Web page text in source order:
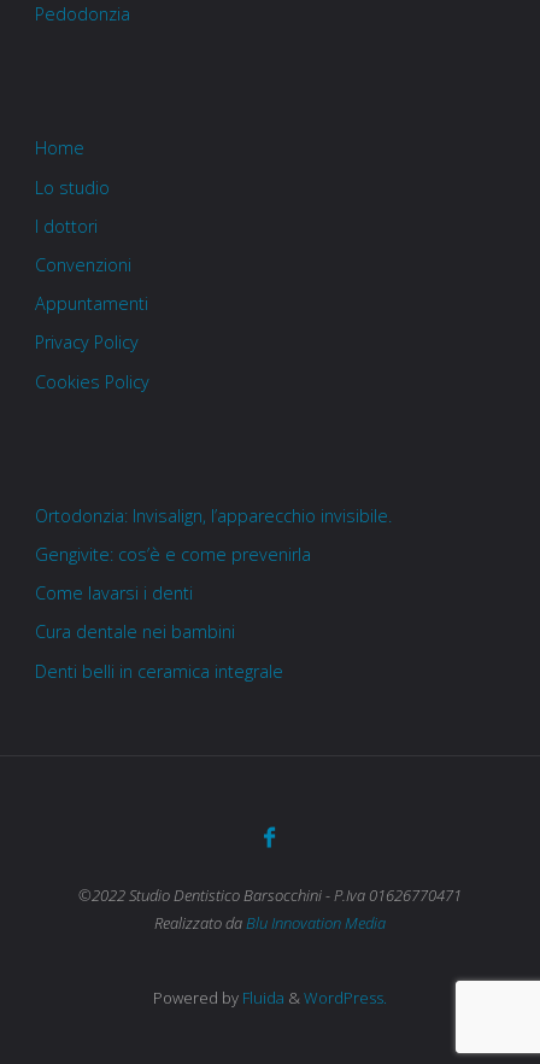
Pedodonzia
Home
Lo studio
I dottori
Convenzioni
Appuntamenti
Privacy Policy
Cookies Policy
Ortodonzia: Invisalign, l’apparecchio invisibile.
Gengivite: cos’è e come prevenirla
Come lavarsi i denti
Cura dentale nei bambini
Denti belli in ceramica integrale
©2022 Studio Dentistico Barsocchini - P.Iva 01626770471
Realizzato daBlu Innovation Media
Powered by Fluida &WordPress.